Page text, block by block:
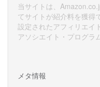
当サイトは、
てサイトが紹介料を獲得
設定されたアフィリエイ
アソシエイト・プログラ
メタ情報